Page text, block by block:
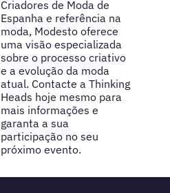
Criadores de Moda de
Espanha e referência na
moda, Modesto oferece
uma visão especializada
sobre o processo criativo
e a evolução da moda
atual. Contacte a Thinking
Heads hoje mesmo para
mais informações e
garanta a sua
participação no seu
próximo evento.